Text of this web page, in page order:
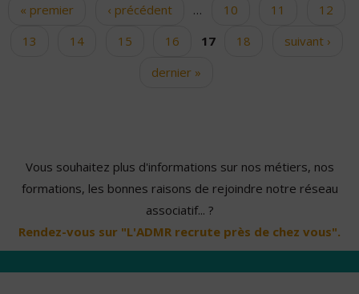
Pages
« premier ‹ précédent … 10 11
12
13
14 15 16 17 18
suivant ›
dernier »
Vous souhaitez plus d'informations sur nos métiers, nos
formations, les bonnes raisons de rejoindre notre réseau
associatif... ?
Rendez-vous sur "L'ADMR recrute près de chez vous".